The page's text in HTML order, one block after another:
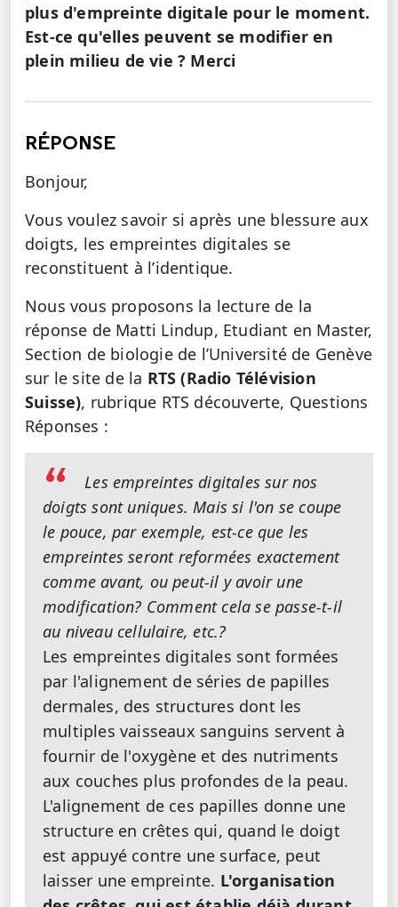
plus d'empreinte digitale pour le moment.
Est-ce qu'elles peuvent se modifier en
plein milieu de vie ? Merci
RÉPONSE
Bonjour,
Vous voulez savoir si après une blessure aux
doigts, les empreintes digitales se
reconstituent à l’identique.
Nous vous proposons la lecture de la
réponse de Matti Lindup, Etudiant en Master,
Section de biologie de l’Université de Genève
sur le site de la RTS (Radio Télévision
Suisse), rubrique RTS découverte, Questions
Réponses :
Les empreintes digitales sur nos
doigts sont uniques. Mais si l'on se coupe
le pouce, par exemple, est-ce que les
empreintes seront reformées exactement
comme avant, ou peut-il y avoir une
modification? Comment cela se passe-t-il
au niveau cellulaire, etc.?
Les empreintes digitales sont formées
par l'alignement de séries de papilles
dermales, des structures dont les
multiples vaisseaux sanguins servent à
fournir de l'oxygène et des nutriments
aux couches plus profondes de la peau.
L'alignement de ces papilles donne une
structure en crêtes qui, quand le doigt
est appuyé contre une surface, peut
laisser une empreinte. L'organisation